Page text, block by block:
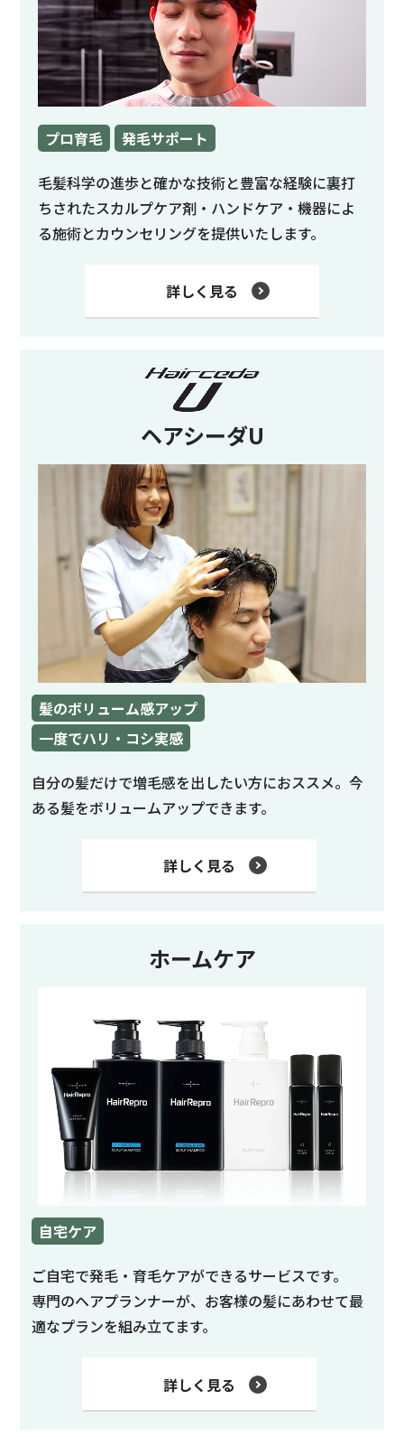
プロ育毛 発毛サポート
毛髪科学の進歩と確かな技術と豊富な経験に裏打
ちされたスカルプケア剤・ハンドケア・機器によ
る施術とカウンセリングを提供いたします。
詳しく見る
ヘアシーダU
髪のボリューム感アップ
一度でハリ・コシ実感
自分の髪だけで増毛感を出したい方におススメ。今
ある髪をボリュームアップできます。
詳しく見る
ホームケア
自宅ケア
ご自宅で発毛・育毛ケアができるサービスです。
専門のヘアプランナーが、お客様の髪にあわせて最
適なプランを組み立てます。
詳しく見る